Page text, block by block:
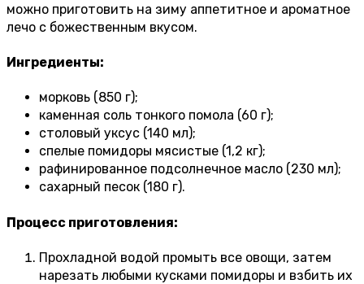
можно приготовить на зиму аппетитное и ароматное
лечо с божественным вкусом.
Ингредиенты:
морковь (850 г);
каменная соль тонкого помола (60 г);
столовый уксус (140 мл);
спелые помидоры мясистые (1,2 кг);
рафинированное подсолнечное масло (230 мл);
сахарный песок (180 г).
Процесс приготовления:
Прохладной водой промыть все овощи, затем
нарезать любыми кусками помидоры и взбить их